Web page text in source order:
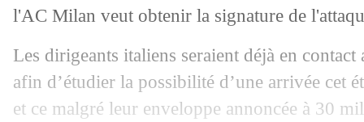
l'AC Milan veut obtenir la signature de
Les dirigeants italiens seraient déjà en contact
afin d’étudier la possibilité d’une arrivée cet
et ce malgré leur enveloppe annoncée à 30
19/07 Amical: Lens sans problème face à
19/07 Le Havre: Sangante refuse
19/07 OM: Rennes revient pour Rongier